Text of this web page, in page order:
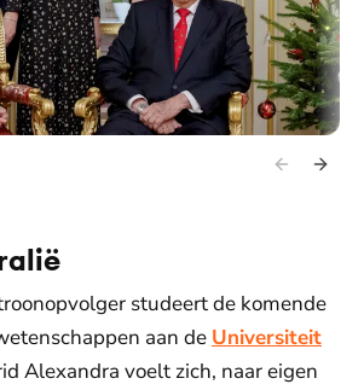
studeert de komende
aan de Universiteit
Alexandra voelt zich, naar eigen